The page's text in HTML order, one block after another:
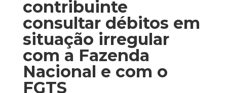
contribuinte
consultar débitos em
situação irregular
com a Fazenda
Nacional e com o
FGTS